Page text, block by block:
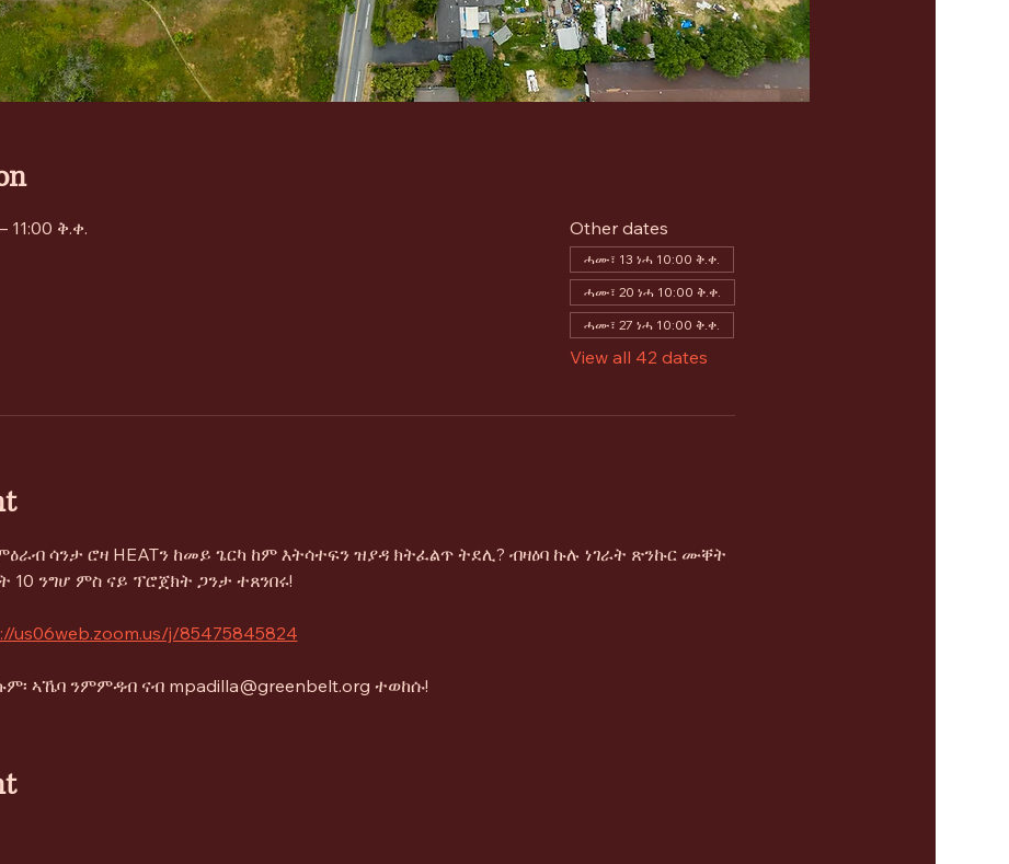
11:00 ቅ.ቀ.
Other dates
ሓሙ፣ 13 ነሓ 10:00 ቅ.ቀ.
ሓሙ፣ 20 ነሓ 10:00 ቅ.ቀ.
ሓሙ፣ 27 ነሓ 10:00 ቅ.ቀ.
View all 42 dates
ሳንታ ሮዛ HEATን ከመይ ጌርካ ከም እትሳተፍን ዝያዳ ክትፈልጥ ትደሊ? ብዛዕባ ኩሉ ነገራት ጽንኩር ሙቐት
ንግሆ ምስ ናይ ፕሮጀክት ጋንታ ተጸንበሩ!
us06web.zoom.us/j/85475845824
ኣኼባ ንምምዳብ ናብ mpadilla@greenbelt.org ተወከሱ!